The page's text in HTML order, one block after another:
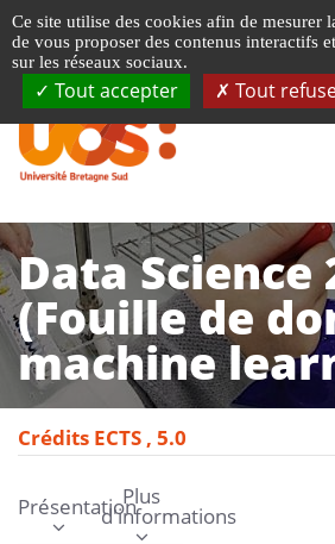
Accéder au site complet
Data Science
(Fouille de
machine
Crédits ECTS 5.0
PrésentationPlus
d'informations
Ce site utilise des cookies afin de mesurer
de vous proposer des contenus interactifs
sur les réseaux sociaux.
Tout accepter Tout